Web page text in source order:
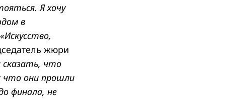
Я хочу
в
жюри
что
что они прошли
финала, не